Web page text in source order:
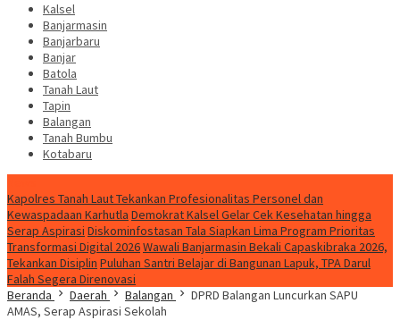
Kalsel
Banjarmasin
Banjarbaru
Banjar
Batola
Tanah Laut
Tapin
Balangan
Tanah Bumbu
Kotabaru
Kapolres Tanah Laut Tekankan Profesionalitas Personel dan
Kewaspadaan Karhutla Demokrat Kalsel Gelar Cek Kesehatan hingga
Serap Aspirasi Diskominfostasan Tala Siapkan Lima Program Prioritas
Transformasi Digital 2026Wawali Banjarmasin Bekali Capaskibraka 2026,
Tekankan Disiplin Puluhan Santri Belajar di Bangunan Lapuk, TPA Darul
Falah Segera Direnovasi
Beranda
Daerah Balangan
DPRD Balangan Luncurkan SAPU
AMAS, Serap Aspirasi Sekolah